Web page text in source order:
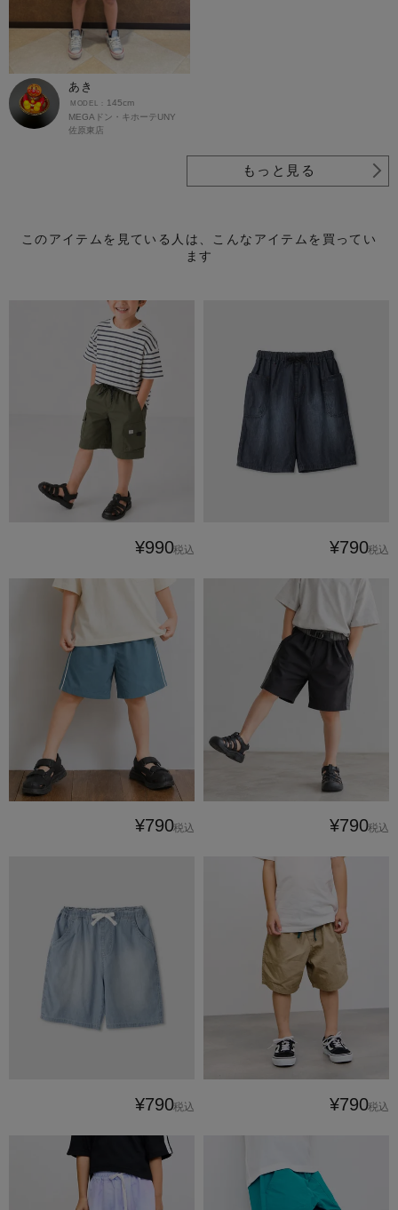
あき
MEGAドン・キホーテUNY
佐原東店
145cm
もっと見る
このアイテムを見ている人は、こんなアイテムを買ってい
ます
¥990税込 ¥790税込
¥790税込 ¥790税込
¥790税込 ¥790税込